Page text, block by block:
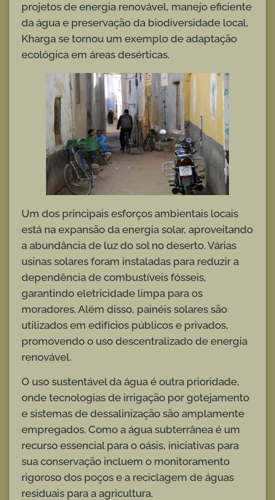
projetos de energia renovável, manejo eficiente
da água e preservação da biodiversidade local,
Kharga se tornou um exemplo de adaptação
ecológica em áreas desérticas.
Um dos principais esforços ambientais locais
está na expansão da energia solar, aproveitando
a abundância de luz do sol no deserto. Várias
usinas solares foram instaladas para reduzir a
dependência de combustíveis fósseis,
garantindo eletricidade limpa para os
moradores. Além disso, painéis solares são
utilizados em edifícios públicos e privados,
promovendo o uso descentralizado de energia
renovável.
O uso sustentável da água é outra prioridade,
onde tecnologias de irrigação por gotejamento
e sistemas de dessalinização são amplamente
empregados. Como a água subterrânea é um
recurso essencial para o oásis, iniciativas para
sua conservação incluem o monitoramento
rigoroso dos poços e a reciclagem de águas
residuais para a agricultura.